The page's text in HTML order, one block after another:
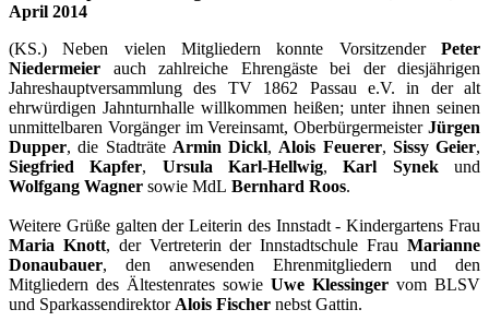
April 2014
(KS.) Neben vielen Mitgliedern konnte Vorsitzender Peter
Niedermeier auch zahlreiche Ehrengäste bei der diesjährigen
Jahreshauptversammlung des TV 1862 Passau e.V. in der alt
ehrwürdigen Jahnturnhalle willkommen heißen; unter ihnen seinen
unmittelbaren Vorgänger im Vereinsamt, Oberbürgermeister Jürgen
Dupper, die Stadträte Armin Dickl, Alois Feuerer, Sissy Geier,
Siegfried Kapfer, Ursula Karl-Hellwig,Karl Synekund
Wolfgang Wagner sowie MdL Bernhard Roos.
Weitere Grüße galten der Leiterin des Innstadt - Kindergartens Frau
Maria Knott, der Vertreterin der Innstadtschule FrauMarianne
Donaubauer, den anwesenden Ehrenmitgliedern und den
Mitgliedern des Ältestenrates sowie Uwe Klessinger vom BLSV
und Sparkassendirektor Alois Fischer nebst Gattin.